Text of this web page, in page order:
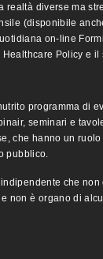
realtà diverse ma
(disponibile
on-line
Policy e il
programma di
seminari e
che hanno un ruolo
pubblico.
che non
non è organo di